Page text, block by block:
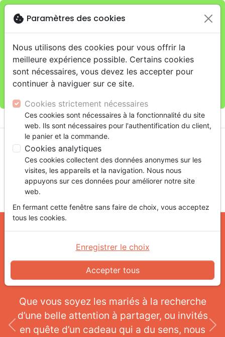
Je veux retirer ma commande au 4, rue Audubon
(Gare de Lyon), Parisclose
warningCette boutique en ligne est limitée au retrait en
magasin.
Pour les livraisons à domicile, veuillez passer vos
commandes sur la boutique La Maison de la Bible
shopping_cart
Que vous soyez les mariés à la recherche
d’une belle attention à partager, ou invités
en quête d’un cadeau qui a du sens, nous
Previous
cookie Paramètres des cookies
Nous utilisons des cookies pour vous offrir la
meilleure expérience possible. Certains cookies
sont nécessaires, vous devez les accepter pour
continuer à naviguer sur ce site.
Cookies strictement nécessaires
Ces cookies sont nécessaires à la fonctionnalité du site
web. Ils sont nécessaires pour l'authentification du client,
le panier et la commande.
Cookies analytiques
Ces cookies collectent des données anonymes sur les
visites, les appareils et la navigation. Nous nous
appuyons sur ces données pour améliorer notre site
web.
En fermant cette fenêtre sans faire de choix, vous acceptez
tous les cookies.
Accepter tous
Enregistrer le choix